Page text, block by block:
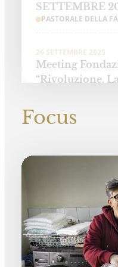
SETTEMBRE
PASTORALE DELLA
26 SETTEMBRE 2025
Meeting
“Rivoluzione.
EDUCAZIONE,
3 OTTOBRE 2025
"Invece un
ringraziamento
PASTORALE DELLA
Focus